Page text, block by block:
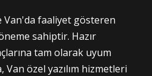
Van'da faaliyet gösteren
sahiptir. Hazır
tam olarak uyum
Van özel yazılım hizmetleri